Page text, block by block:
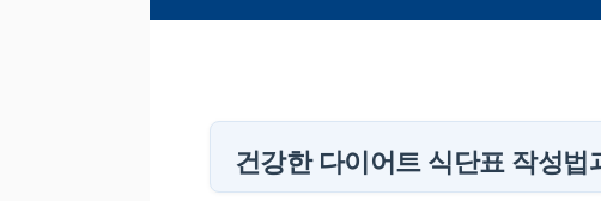
건강한 다이어트 식단표 작성법